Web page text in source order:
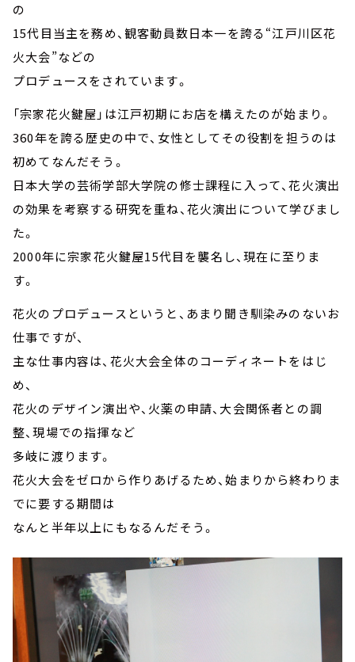
の
15代目当主を務め、観客動員数日本一を誇る“江戸川区花
火大会”などの
プロデュースをされています。
「宗家花火鍵屋」は江戸初期にお店を構えたのが始まり。
360年を誇る歴史の中で、女性としてその役割を担うのは
初めてなんだそう。
日本大学の芸術学部大学院の修士課程に入って、花火演出
の効果を考察する研究を重ね、花火演出について学びまし
た。
2000年に宗家花火鍵屋15代目を襲名し、現在に至りま
す。
花火のプロデュースというと、あまり聞き馴染みのないお
仕事ですが、
主な仕事内容は、花火大会全体のコーディネートをはじ
め、
花火のデザイン演出や、火薬の申請、大会関係者との調
整、現場での指揮など
多岐に渡ります。
花火大会をゼロから作りあげるため、始まりから終わりま
でに要する期間は
なんと半年以上にもなるんだそう。